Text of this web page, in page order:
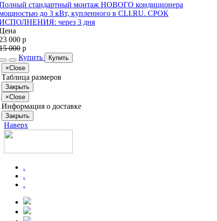
стандартный монтаж НОВОГО кондиционера
до 3 кВт, купленного в CLI.RU. СРОК
через 3 дня
000 p
000 p
Купить
Купить
×Close
Таблица размеров
Закрыть
×Close
Информация о доставке
Закрыть
Наверх
.
.
.